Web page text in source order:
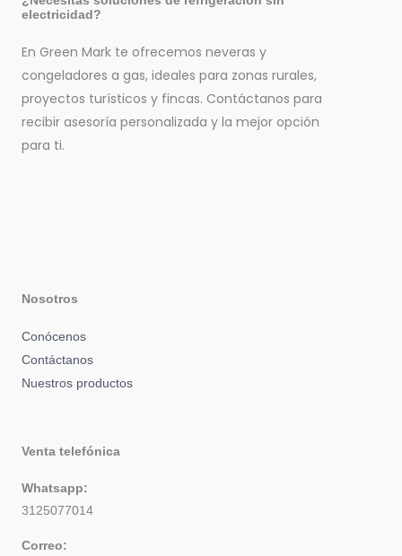
electricidad?
En Green Mark te ofrecemos neveras y
congeladores a gas, ideales para zonas rurales,
proyectos turísticos y fincas. Contáctanos para
recibir asesoría personalizada y la mejor opción
para ti.
Nosotros
Conócenos
Contáctanos
Nuestros productos
Venta telefónica
Whatsapp:
3125077014
Correo: